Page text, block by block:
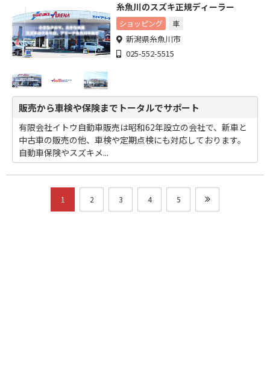
糸魚川のスズキ正規ディーラー
ショッピング 車
新潟県糸魚川市
025-552-5515
販売から車検や保険までトータルでサポート
有限会社イトウ自動車販売は昭和62年設立の会社で、新車と
中古車の販売の他、車検や定期点検にも対応しております。
自動車保険やスズキメ...
1 2 3 4 5